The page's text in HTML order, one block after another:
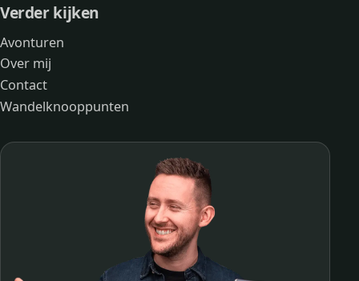
Verder kijken
Avonturen
Over mij
Contact
Wandelknooppunten